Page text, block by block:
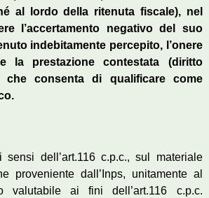
al lordo della ritenuta fiscale), nel
l’accertamento negativo del suo
indebitamente percepito, l’onere
prestazione contestata (diritto
che consenta di qualificare come
dell’art.116 c.p.c., sul materiale
proveniente dall’Inps, unitamente al
valutabile ai fini dell’art.116 c.p.c.